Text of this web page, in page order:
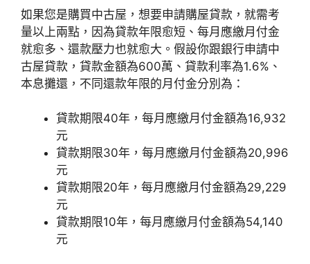
如果您是購買中古屋，想要申請購屋貸款，就需考
量以上兩點，因為貸款年限愈短、每月應繳月付金
就愈多、還款壓力也就愈大。假設你跟銀行申請中
古屋貸款，貸款金額為600萬、貸款利率為1.6%、
本息攤還，不同還款年限的月付金分別為：
貸款期限40年，每月應繳月付金額為16,932
元
貸款期限30年，每月應繳月付金額為20,996
元
貸款期限20年，每月應繳月付金額為29,229
元
貸款期限10年，每月應繳月付金額為54,140
元